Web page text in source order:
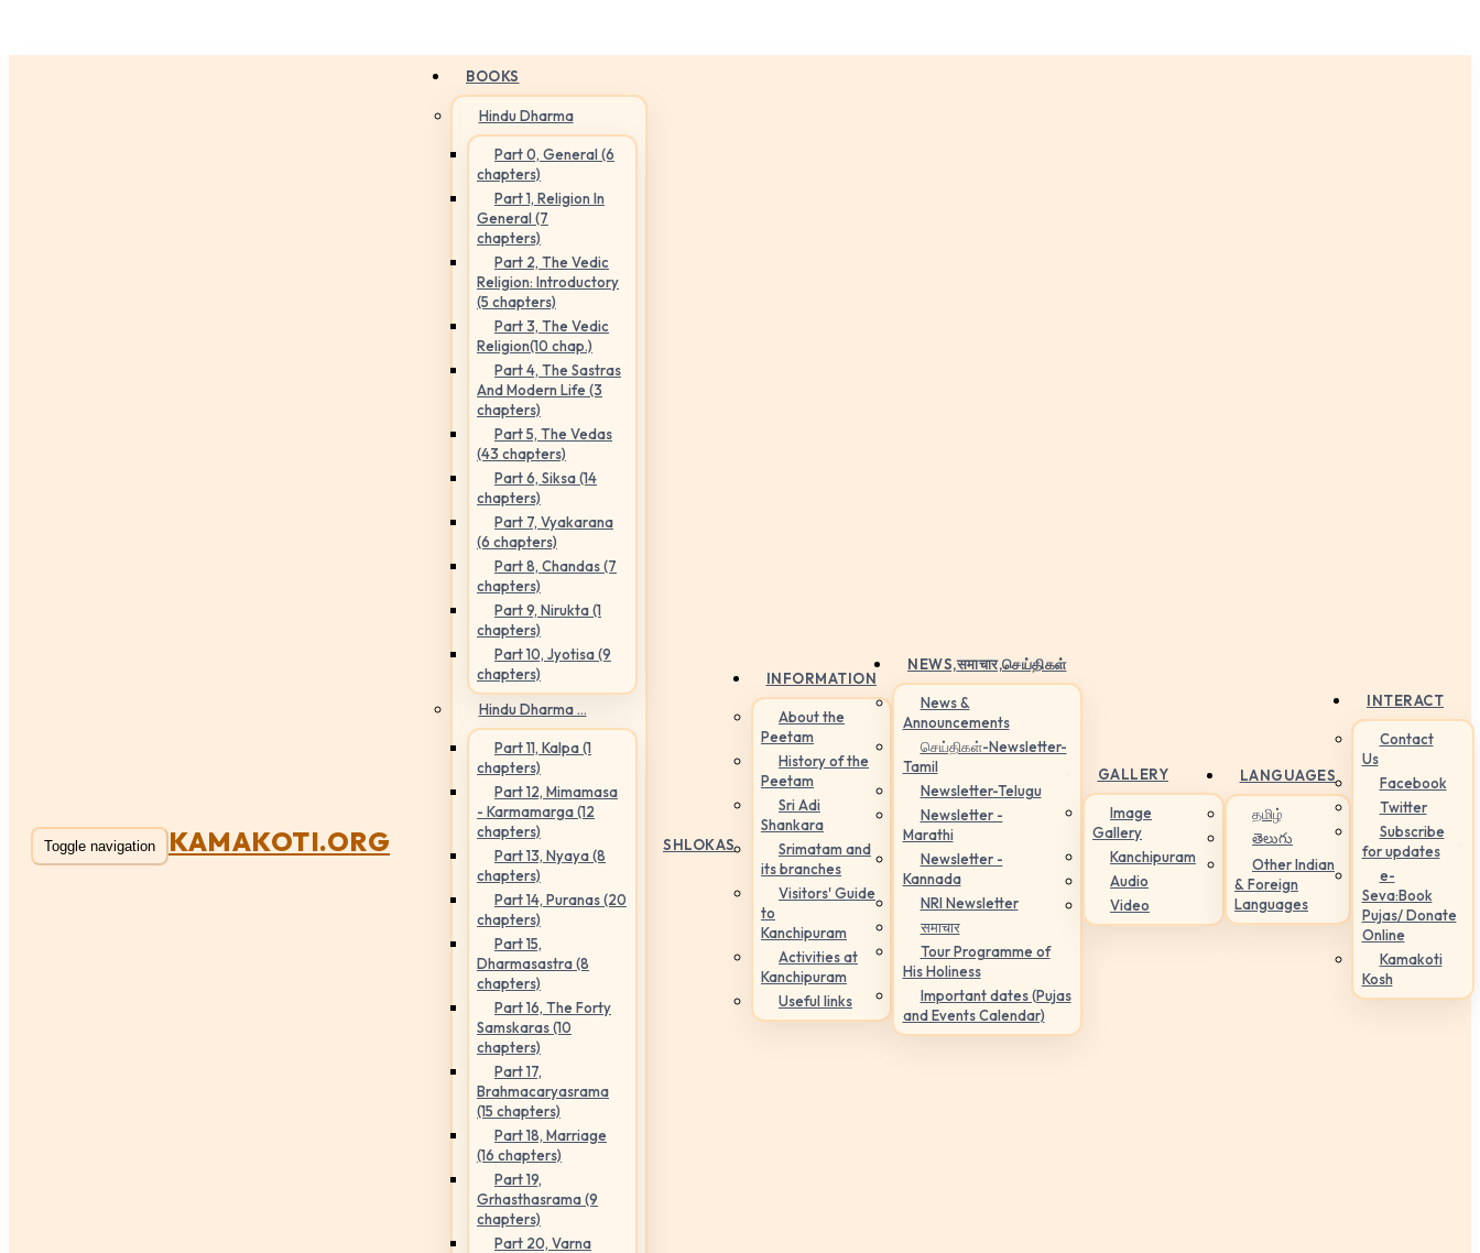
Toggle navigation KAMAKOTI.ORG
BOOKS
Hindu Dharma
Part 0, General (6
chapters)
Part 1, Religion In
General (7
chapters)
Part 2, The Vedic
Religion: Introductory
(5 chapters)
Part 3, The Vedic
Religion(10 chap.)
Part 4, The Sastras
And Modern Life (3
chapters)
Part 5, The Vedas
(43 chapters)
Part 6, Siksa (14
chapters)
Part 7, Vyakarana
(6 chapters)
Part 8, Chandas (7
chapters)
Part 9, Nirukta (1
chapters)
Part 10, Jyotisa (9
chapters)
Hindu Dharma ...
Part 11, Kalpa (1
chapters)
Part 12, Mimamasa
- Karmamarga (12
chapters)
Part 13, Nyaya (8
chapters)
Part 14, Puranas (20
chapters)
Part 15,
Dharmasastra (8
chapters)
Part 16, The Forty
Samskaras (10
chapters)
Part 17,
Brahmacaryasrama
(15 chapters)
Part 18, Marriage
(16 chapters)
Part 19,
Grhasthasrama (9
chapters)
Part 20, Varna
SHLOKAS
INFORMATION
About the
Peetam
History of the
Peetam
Sri Adi
Shankara
Srimatam and
its branches
Visitors' Guide
to
Kanchipuram
Activities at
Kanchipuram
Useful links
NEWS,समाचार,செய்திகள்
News &
Announcements
செய்திகள்-Newsletter-
Tamil
Newsletter-Telugu
Newsletter -
Marathi
Newsletter -
Kannada
NRI Newsletter
समाचार
Tour Programme of
His Holiness
Important dates (Pujas
and Events Calendar)
GALLERY
Image
Gallery
Kanchipuram
Audio
Video
LANGUAGES
தமிழ்
తెలుగు
Other Indian
& Foreign
Languages
INTERACT
Contact
Us
Facebook
Twitter
Subscribe
for updates
e-
Seva:Book
Pujas/ Donate
Online
Kamakoti
Kosh